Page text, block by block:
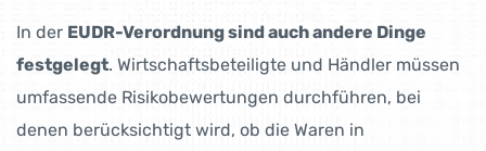
In der EUDR-Verordnung sind auch andere Dinge
festgelegt. Wirtschaftsbeteiligte und Händler müssen
umfassende Risikobewertungen durchführen, bei
denen berücksichtigt wird, ob die Waren in